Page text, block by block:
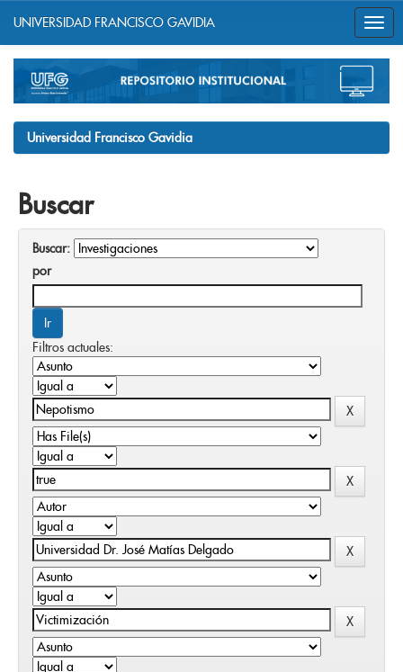
navigation
UNIVERSIDAD FRANCISCO GAVIDIA
Universidad Francisco Gavidia
Buscar
Buscar:
por
Filtros actuales: